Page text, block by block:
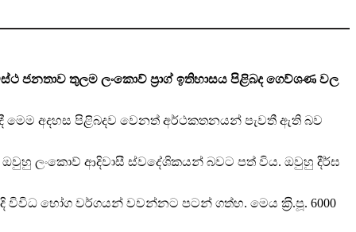
ජනතාව තුලම ලංකාෙව් ප‍්‍රාග් ඉතිහාසය පිළිබද ගෙව්ශණ වල
මෙම අදහස පිළිබදව වෙනත් අර්ථකතනයන් පැවතී ඇති බව
ලංකාෙව් ආදිවාසී ස්වදේශිකයන් බවට පත් විය. ඔවුහු දීර්ඝ
විවිධ භෝග වර්ගයන් වවන්නට පටන් ගත්හ. මෙය ක‍්‍රි.පූ. 6000